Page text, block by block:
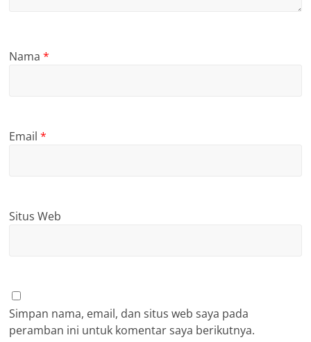
Nama*
Email*
Situs Web
Simpan nama, email, dan situs web saya pada
peramban ini untuk komentar saya berikutnya.